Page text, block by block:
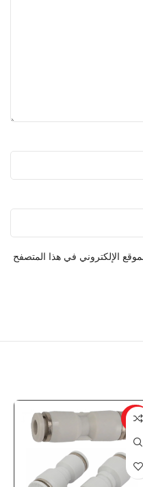
الإلكتروني في هذا المتصفح
-33%